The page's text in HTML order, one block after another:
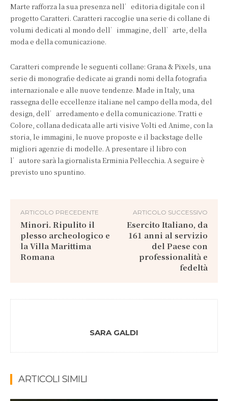
Marte rafforza la sua presenza nell’editoria digitale con il
progetto Caratteri. Caratteri raccoglie una serie di collane di
volumi dedicati al mondo dell’immagine, dell’arte, della
moda e della comunicazione.
Caratteri comprende le seguenti collane: Grana & Pixels, una
serie di monografie dedicate ai grandi nomi della fotografia
internazionale e alle nuove tendenze. Made in Italy, una
rassegna delle eccellenze italiane nel campo della moda, del
design, dell’arredamento e della comunicazione. Tratti e
Colore, collana dedicata alle arti visive Volti ed Anime, con la
storia, le immagini, le nuove proposte e il backstage delle
migliori agenzie di modelle. A presentare il libro con
l’autore sarà la giornalista Erminia Pellecchia. A seguire è
previsto uno spuntino.
ARTICOLO PRECEDENTE
Minori. Ripulito il
plesso archeologico e
la Villa Marittima
Romana
ARTICOLO SUCCESSIVO
Esercito Italiano, da
161 anni al servizio
del Paese con
professionalità e
fedeltà
SARA GALDI
ARTICOLI SIMILI